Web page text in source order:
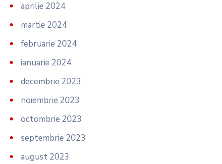
aprilie 2024
martie 2024
februarie 2024
ianuarie 2024
decembrie 2023
noiembrie 2023
octombrie 2023
septembrie 2023
august 2023